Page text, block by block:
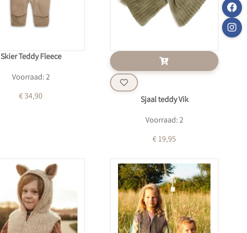
Skier Teddy Fleece
Voorraad: 2
€ 34,90
Sjaal teddy Vik
Voorraad: 2
€ 19,95